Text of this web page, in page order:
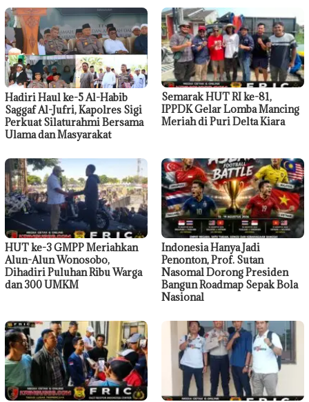
Hadiri Haul ke-5 Al-Habib
Saggaf Al-Jufri, Kapolres Sigi
Perkuat Silaturahmi Bersama
Ulama dan Masyarakat
Semarak HUT RI ke-81,
IPPDK Gelar Lomba Mancing
Meriah di Puri Delta Kiara
HUT ke-3 GMPP Meriahkan
Alun-Alun Wonosobo,
Dihadiri Puluhan Ribu Warga
dan 300 UMKM
Indonesia Hanya Jadi
Penonton, Prof. Sutan
Nasomal Dorong Presiden
Bangun Roadmap Sepak Bola
Nasional